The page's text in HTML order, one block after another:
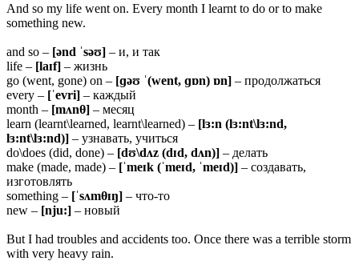
And so my life went on. Every month I learnt to do or to make
something new.
and so – [ənd ˈsəʊ] – и, и так
life – [laɪf] – жизнь
go (went, gone) on – [ɡəʊ ˈ(went, ɡɒn) ɒn] – продолжаться
every – [ˈevri] – каждый
month – [mʌnθ] – месяц
learn (learnt\learned, learnt\learned) – [lɜ:n (lɜ:nt\lɜ:nd,
lɜ:nt\lɜ:nd)] – узнавать, учиться
do\does (did, done) – [dʊ\dʌz (dɪd, dʌn)] – делать
make (made, made) – [ˈmeɪk (ˈmeɪd, ˈmeɪd)] – создавать,
изготовлять
something – [ˈsʌmθɪŋ] – что-то
new – [nju:] – новый
But I had troubles and accidents too. Once there was a terrible storm
with very heavy rain.